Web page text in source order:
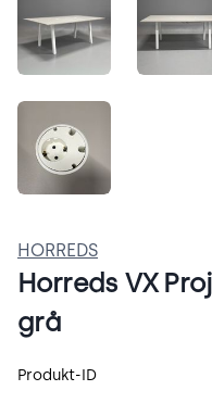
HORREDS
Horreds VX
grå
Produktspecifikation
Produkt-ID